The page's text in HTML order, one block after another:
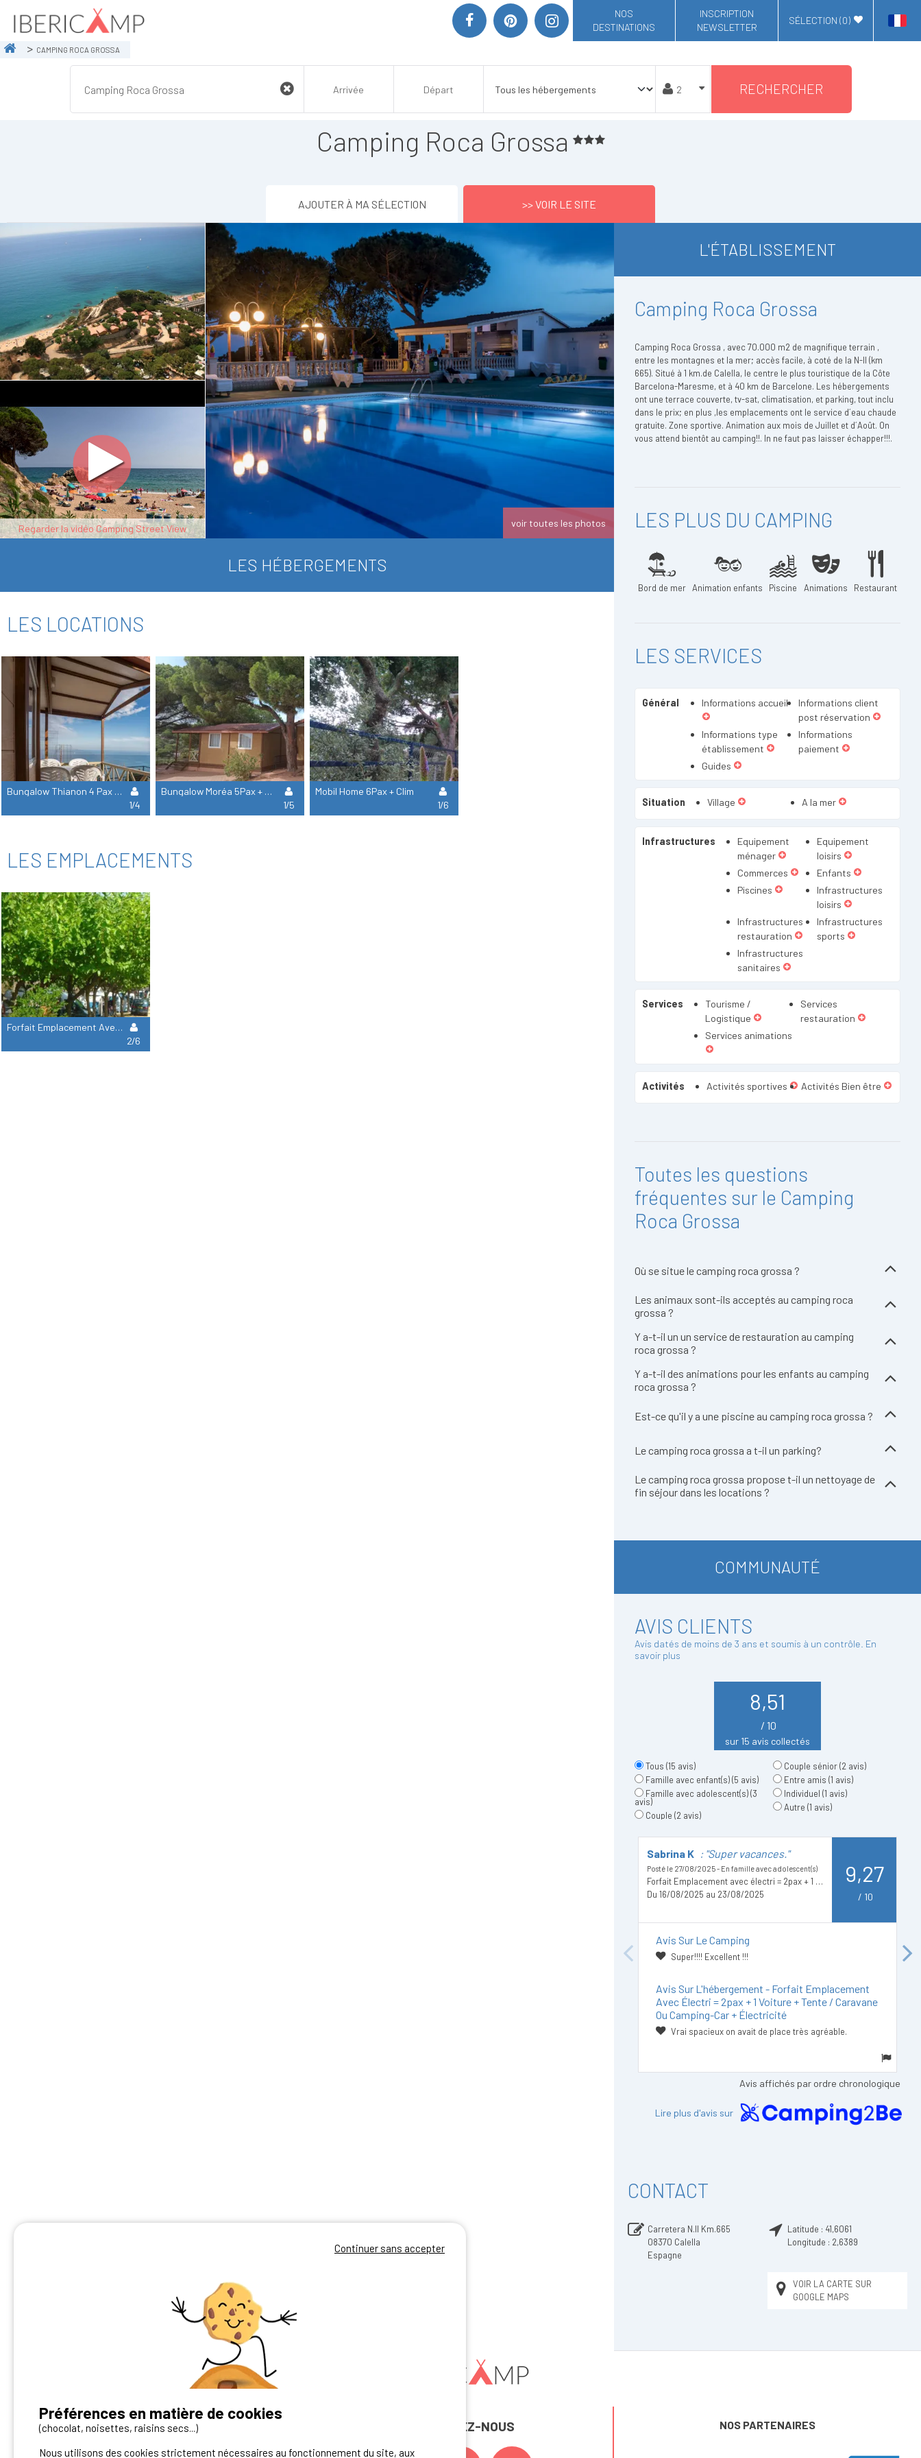
NOS
DESTINATIONS
INSCRIPTION
NEWSLETTER
SÉLECTION (0)
CAMPING ROCA GROSSA
RECHERCHER
Camping Roca Grossa
AJOUTER À MA SÉLECTION >> VOIR LE SITE
Regarder la vidéo Camping Street View voir toutes les photos
LES HÉBERGEMENTS
LES LOCATIONS
Bungalow Thianon 4 Pax + Clim
1/4
Bungalow Moréa 5Pax + Clim
1/5
Mobil Home 6Pax + Clim
1/6
LES EMPLACEMENTS
Forfait Emplacement Avec Électri = 2Pax + 1 Voiture + Tente / Caravane Ou Camping-Car + Électricité
2/6
L'ÉTABLISSEMENT
Camping Roca Grossa
Camping Roca Grossa , avec 70.000 m2 de magnifique terrain ,
entre les montagnes et la mer; accès facile, à coté de la N-II (km
665). Situé à 1 km.de Calella, le centre le plus touristique de la Côte
Barcelona-Maresme, et à 40 km de Barcelone. Les hébergements
ont une terrace couverte, tv-sat, climatisation, et parking, tout inclu
dans le prix; en plus ,les emplacements ont le service d´eau chaude
gratuite. Zone sportive. Animation aux mois de Juillet et d´Août. On
vous attend bientôt au camping!!. In ne faut pas laisser échapper!!!.
LES PLUS DU CAMPING
Bord de mer Animation enfants Piscine Animations Restaurant
LES SERVICES
Général Informations accueil
Informations client
post réservation
Informations type
établissement
Informations
paiement
Guides
Situation Village A la mer
Infrastructures
Equipement
ménager
Equipement
loisirs
Commerces
Enfants
Piscines
Infrastructures
loisirs
Infrastructures
restauration
Infrastructures
sports
Infrastructures
sanitaires
Services
Tourisme /
Logistique
Services
restauration
Services animations
Activités Activités sportives Activités Bien être
Toutes les questions
fréquentes sur le Camping
Roca Grossa
Où se situe le camping roca grossa ?
Les animaux sont-ils acceptés au camping roca
grossa ?
Y a-t-il un un service de restauration au camping
roca grossa ?
Y a-t-il des animations pour les enfants au camping
roca grossa ?
Est-ce qu'il y a une piscine au camping roca grossa ?
Le camping roca grossa a t-il un parking?
Le camping roca grossa propose t-il un nettoyage de
fin séjour dans les locations ?
COMMUNAUTÉ
AVIS CLIENTS
Avis datés de moins de 3 ans et soumis à un contrôle. En
savoir plus
8,51
/ 10
sur 15 avis collectés
Tous (15 avis)
Famille avec enfant(s)(5 avis)
Famille avec adolescent(s)(3
avis)
Couple (2 avis)
Couple sénior(2 avis)
Entre amis (1 avis)
Individuel (1 avis)
Autre (1 avis)
Previous
Sabrina K : "Super vacances."
Posté le 27/08/2025 - En famille avec adolescent(s)
Forfait Emplacement avec électri = 2pax + 1 voiture + tente / caravane ou camping-car + électricité
Du 16/08/2025 au 23/08/2025
9,27
/ 10
Avis Sur Le Camping
Super!!!! Excellent !!!
Avis Sur L'hébergement - Forfait Emplacement
Avec Électri = 2pax + 1 Voiture + Tente / Caravane
Ou Camping-Car + Électricité
Vrai spacieux on avait de place très agréable.
Next
Avis affichés par ordre chronologique
Lire plus d'avis sur
CONTACT
Carretera N.II Km.665
08370 Calella
Espagne
Latitude : 41,6061
Longitude : 2,6389
VOIR LA CARTE SUR
GOOGLE MAPS
Vous avez un camping ?
REJOIGNEZ-NOUS NOS PARTENAIRES
Continuer sans accepter
Préférences en matière de cookies
(chocolat, noisettes, raisins secs...)
Nous utilisons des cookies strictement nécessaires au fonctionnement du site, aux